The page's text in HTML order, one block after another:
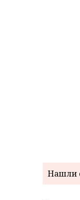
Нашли